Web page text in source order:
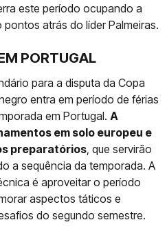
este período ocupando a
atrás do líder Palmeiras.
PORTUGAL
para a disputa da Copa
entra em período de férias
em Portugal. A
em solo europeu e
preparatórios , que servirão
a sequência da temporada. A
é aproveitar o período
aspectos táticos e
do segundo semestre.